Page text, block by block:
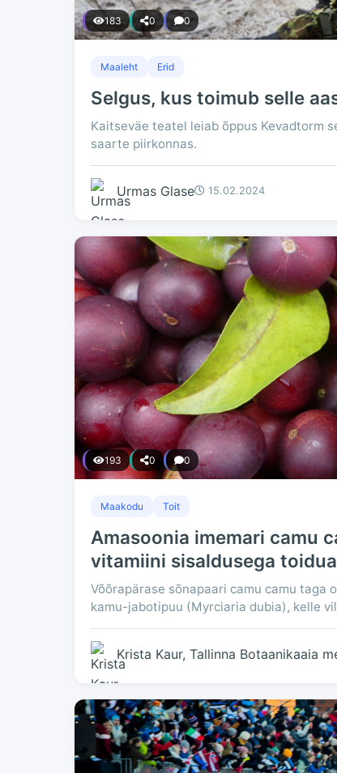
183 0 0
Maaleht Erid
Selgus, kus toimub selle
Kaitseväe teatel leiab õppus Kevadtorm
saarte piirkonnas.
Urmas Glase 15.02.2024
193 0 0
Maakodu Toit
Amasoonia imemari camu
vitamiini sisaldusega
Võõrapärase sõnapaari camu camu taga
kamu-jabotipuu (Myrciaria dubia), kelle
Krista Kaur, Tallinna Botaanikaaia